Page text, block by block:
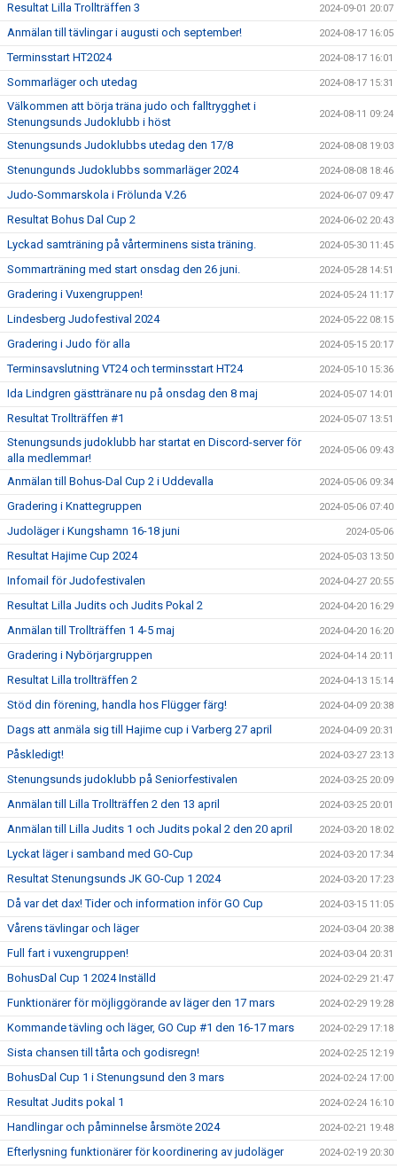
Resultat Lilla Trollträffen 3 2024-09-01 20:07
Anmälan till tävlingar i augusti och september! 2024-08-17 16:05
Terminsstart HT2024 2024-08-17 16:01
Sommarläger och utedag 2024-08-17 15:31
Välkommen att börja träna judo och falltrygghet i
Stenungsunds Judoklubb i höst
2024-08-11 09:24
Stenungsunds Judoklubbs utedag den 17/8 2024-08-08 19:03
Stenungunds Judoklubbs sommarläger 2024 2024-08-08 18:46
Judo-Sommarskola i Frölunda V.26 2024-06-07 09:47
Resultat Bohus Dal Cup 2 2024-06-02 20:43
Lyckad samträning på vårterminens sista träning. 2024-05-30 11:45
Sommarträning med start onsdag den 26 juni. 2024-05-28 14:51
Gradering i Vuxengruppen! 2024-05-24 11:17
Lindesberg Judofestival 2024 2024-05-22 08:15
Gradering i Judo för alla 2024-05-15 20:17
Terminsavslutning VT24 och terminsstart HT24 2024-05-10 15:36
Ida Lindgren gästtränare nu på onsdag den 8 maj 2024-05-07 14:01
Resultat Trollträffen #1 2024-05-07 13:51
Stenungsunds judoklubb har startat en Discord-server för
alla medlemmar!
2024-05-06 09:43
Anmälan till Bohus-Dal Cup 2 i Uddevalla 2024-05-06 09:34
Gradering i Knattegruppen 2024-05-06 07:40
Judoläger i Kungshamn 16-18 juni 2024-05-06
Resultat Hajime Cup 2024 2024-05-03 13:50
Infomail för Judofestivalen 2024-04-27 20:55
Resultat Lilla Judits och Judits Pokal 2 2024-04-20 16:29
Anmälan till Trollträffen 1 4-5 maj 2024-04-20 16:20
Gradering i Nybörjargruppen 2024-04-14 20:11
Resultat Lilla trollträffen 2 2024-04-13 15:14
Stöd din förening, handla hos Flügger färg! 2024-04-09 20:38
Dags att anmäla sig till Hajime cup i Varberg 27 april 2024-04-09 20:31
Påskledigt! 2024-03-27 23:13
Stenungsunds judoklubb på Seniorfestivalen 2024-03-25 20:09
Anmälan till Lilla Trollträffen 2 den 13 april 2024-03-25 20:01
Anmälan till Lilla Judits 1 och Judits pokal 2 den 20 april 2024-03-20 18:02
Lyckat läger i samband med GO-Cup 2024-03-20 17:34
Resultat Stenungsunds JK GO-Cup 1 2024 2024-03-20 17:23
Då var det dax! Tider och information inför GO Cup 2024-03-15 11:05
Vårens tävlingar och läger 2024-03-04 20:38
Full fart i vuxengruppen! 2024-03-04 20:31
BohusDal Cup 1 2024 Inställd 2024-02-29 21:47
Funktionärer för möjliggörande av läger den 17 mars 2024-02-29 19:28
Kommande tävling och läger, GO Cup #1 den 16-17 mars 2024-02-29 17:18
Sista chansen till tårta och godisregn! 2024-02-25 12:19
BohusDal Cup 1 i Stenungsund den 3 mars 2024-02-24 17:00
Resultat Judits pokal 1 2024-02-24 16:10
Handlingar och påminnelse årsmöte 2024 2024-02-21 19:48
Efterlysning funktionärer för koordinering av judoläger 2024-02-19 20:30